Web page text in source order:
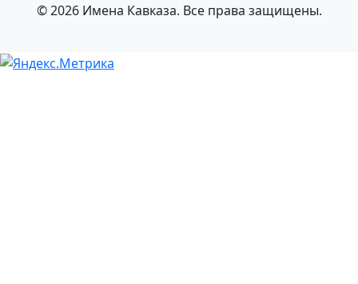
© 2026 Имена Кавказа. Все права защищены.